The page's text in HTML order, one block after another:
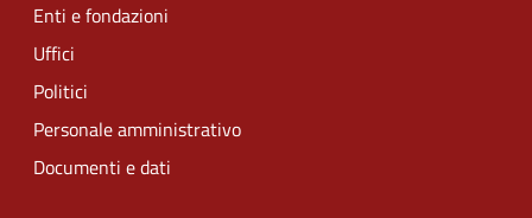
Enti e fondazioni
Uffici
Politici
Personale amministrativo
Documenti e dati